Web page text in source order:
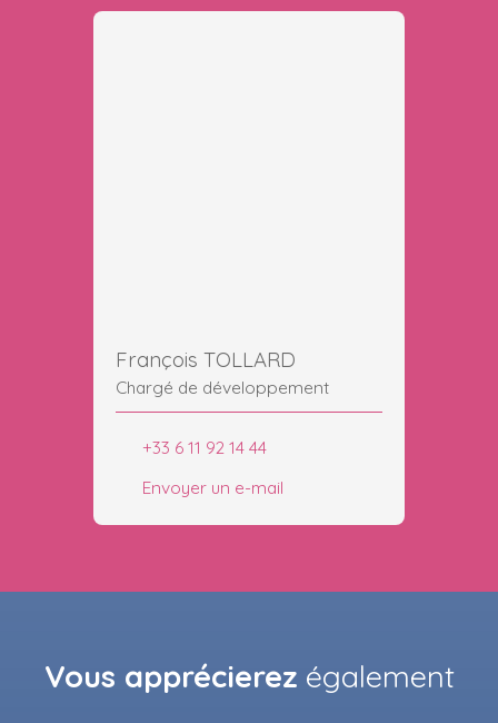
François TOLLARD
Chargé de développement
+33 6 11 92 14 44
Envoyer un e-mail
Vous apprécierez également